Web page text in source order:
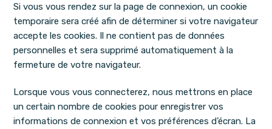
Si vous vous rendez sur la page de connexion, un cookie
temporaire sera créé afin de déterminer si votre navigateur
accepte les cookies. Il ne contient pas de données
personnelles et sera supprimé automatiquement à la
fermeture de votre navigateur.
Lorsque vous vous connecterez, nous mettrons en place
un certain nombre de cookies pour enregistrer vos
informations de connexion et vos préférences d’écran. La